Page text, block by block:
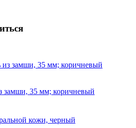
замши, 35 мм; коричневый